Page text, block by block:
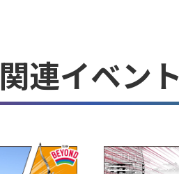
関連イベント